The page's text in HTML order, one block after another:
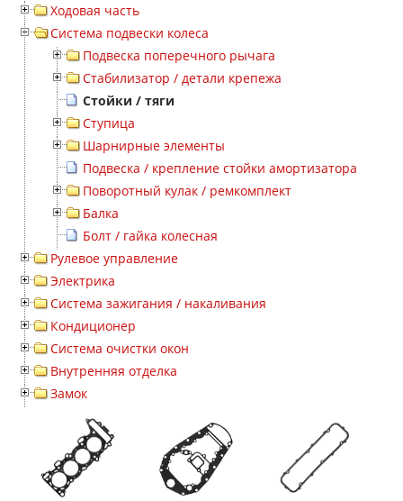
Ходовая часть
Система подвески колеса
Подвеска поперечного рычага
Стабилизатор / детали крепежа
Стойки / тяги
Ступица
Шарнирные элементы
Подвеска / крепление стойки амортизатора
Поворотный кулак / ремкомплект
Балка
Болт / гайка колесная
Рулевое управление
Электрика
Система зажигания / накаливания
Кондиционер
Система очистки окон
Внутренняя отделка
Замок